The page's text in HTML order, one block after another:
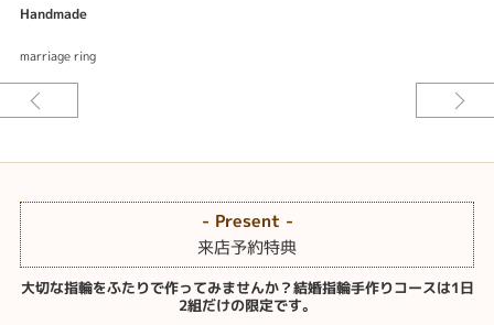
ベースデザイン：手作り
素材：プラチナ900
幅：約2.5mm
加工：鏡面仕上げ
幅：約1.8mm
加工：ヘアーライン仕上げ
宝石：ピンクダイアモンド1ps
基本のカタチはおふたりで制作して仕上げは熟練の職人が手がける、世界に
Handmade
marriage ring
- Present -
来店予約特典
大切な指輪をふたりで作ってみませんか？結婚指輪手作りコースは1日
2組だけの限定です。